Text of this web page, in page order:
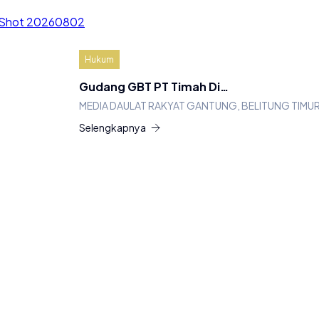
Hukum
Gudang GBT PT Timah Di…
MEDIA DAULAT RAKYAT GANTUNG, BELITUNG
Selengkapnya